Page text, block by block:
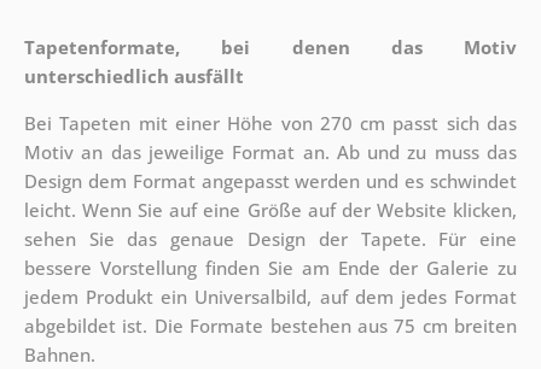
Tapetenformate, bei denen das Motiv
unterschiedlich ausfällt
Bei Tapeten mit einer Höhe von 270 cm passt sich das
Motiv an das jeweilige Format an. Ab und zu muss das
Design dem Format angepasst werden und es schwindet
leicht. Wenn Sie auf eine Größe auf der Website klicken,
sehen Sie das genaue Design der Tapete. Für eine
bessere Vorstellung finden Sie am Ende der Galerie zu
jedem Produkt ein Universalbild, auf dem jedes Format
abgebildet ist. Die Formate bestehen aus 75 cm breiten
Bahnen.